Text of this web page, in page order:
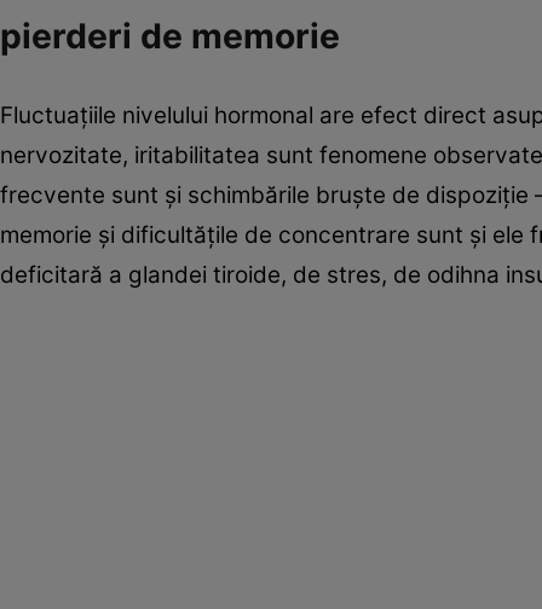
pierderi de memorie
Fluctuaţiile nivelului hormonal are efect direct
nervozitate, iritabilitatea sunt fenomene
frecvente sunt şi schimbările bruşte de dispoziţie
memorie şi dificultăţile de concentrare sunt şi
deficitară a glandei tiroide, de stres, de odihna